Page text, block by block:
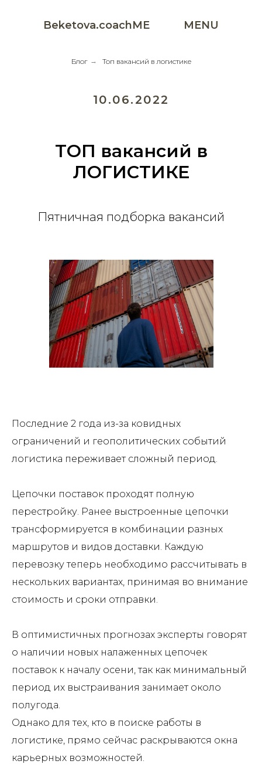
Beketova.coachME MENU
Блог → Топ вакансий в логистике
10.06.2022
ТОП вакансий в
ЛОГИСТИКЕ
Пятничная подборка вакансий
Последние 2 года из-за ковидных
ограничений и геополитических событий
логистика переживает сложный период.
Цепочки поставок проходят полную
перестройку. Ранее выстроенные цепочки
трансформируется в комбинации разных
маршрутов и видов доставки. Каждую
перевозку теперь необходимо рассчитывать в
нескольких вариантах, принимая во внимание
стоимость и сроки отправки.
В оптимистичных прогнозах эксперты говорят
о наличии новых налаженных цепочек
поставок к началу осени, так как минимальный
период их выстраивания занимает около
полугода.
Однако для тех, кто в поиске работы в
логистике, прямо сейчас раскрываются окна
карьерных возможностей.